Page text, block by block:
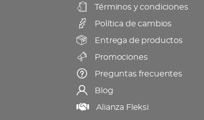
Términos y condiciones
Política de cambios
Entrega de productos
Promociones
Preguntas frecuentes
Blog
Alianza Fleksi